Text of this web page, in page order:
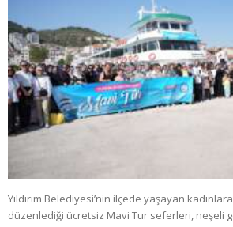
Yıldırım Belediyesi’nin ilçede yaşayan
düzenlediği ücretsiz Mavi Tur seferleri, neşeli